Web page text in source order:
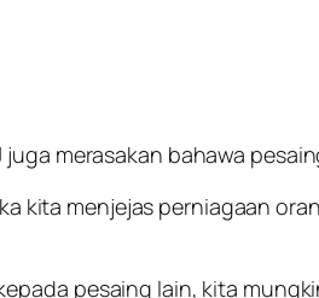
merasakan bahawa
kita menjejas perniagaan
pesaing lain, kita